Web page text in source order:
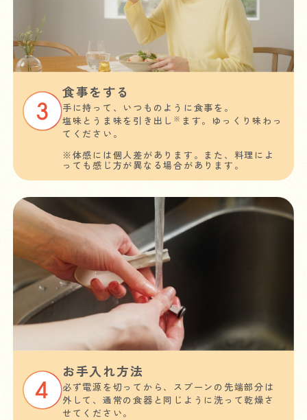
食事をする
手に持って、いつものように食事を。
塩味とうま味を引き出し ※ ます。ゆっくり味わっ
てください。
※体感には個人差があります。また、料理によ
っても感じ方が異なる場合があります。
お手入れ方法
必ず電源を切ってから、スプーンの先端部分は
外して、通常の食器と同じように洗って乾燥さ
せてください。